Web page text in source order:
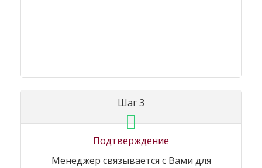
Шаг 3
Подтверждение
Менеджер связывается с Вами для